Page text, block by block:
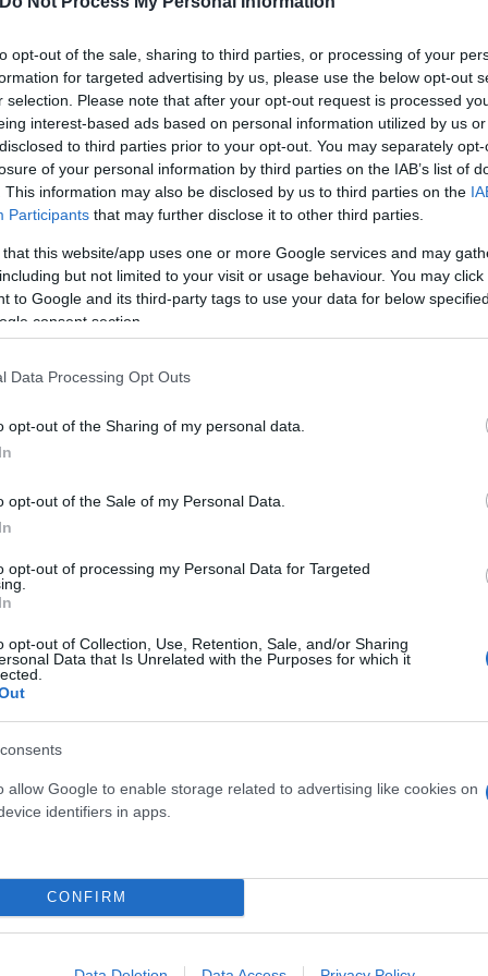
opt-out of the sale, sharing to third parties, or processing of your
for targeted advertising by us, please use the below opt-out
selection. Please note that after your opt-out request is processed
interest-based ads based on personal information utilized by us
to third parties prior to your opt-out. You may separately
of your personal information by third parties on the IAB’s list of
This information may also be disclosed by us to third parties on the
Participants that may further disclose it to other third parties.
that this website/app uses one or more Google services and may
but not limited to your visit or usage behaviour. You may
to Google and its third-party tags to use your data for below
consent section.
Data Processing Opt Outs
opt-out of the Sharing of my personal data.
opt-out of the Sale of my Personal Data.
opt-out of processing my Personal Data for Targeted
opt-out of Collection, Use, Retention, Sale, and/or Sharing
Data that Is Unrelated with the Purposes for which it
allow Google to enable storage related to advertising like cookies on
identifiers in apps.
CONFIRM
μερικοί από αυτούς, υπήρχαν πολύ πιο
χαρακτηριστικά.
δύναμη, τώρα παίρνει και τα F-35»
την Τουρκία
και προς τον Μπενιαμίν Νετανιάχου,
Άγκυρα, ενώ υπογράμμισε τη στρατιωτική
αυτό που λέει ο Μπίμπι για την Τουρκία και
ο Νετανιάχου δεν συμπαθεί τον Ερντογάν.
Τουρκία είναι μια πολύ ισχυρή στρατιωτική
κομμάτι των F-35, βάζουν «φωτιά» στο πολιτικό
μέρα των εξοπλιστικών και των συμμαχιών